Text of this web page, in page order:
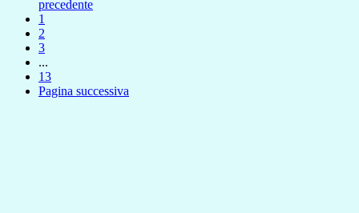
precedente
1
2
3
...
13
Pagina successiva